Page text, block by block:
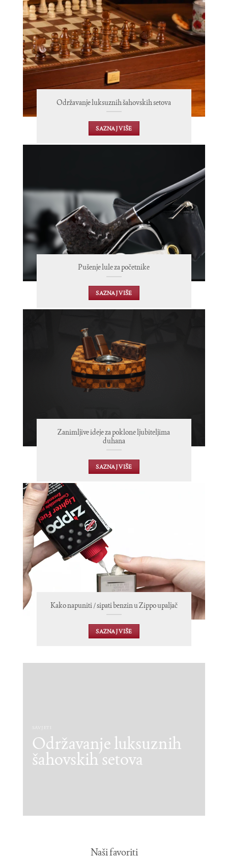
Održavanje luksuznih šahovskih setova
SAZNAJ VIŠE
Pušenje lule za početnike
SAZNAJ VIŠE
Zanimljive ideje za poklone ljubiteljima
duhana
SAZNAJ VIŠE
Kako napuniti / sipati benzin u Zippo upaljač
SAZNAJ VIŠE
SAVJETI
Održavanje luksuznih
šahovskih setova
Naši favoriti